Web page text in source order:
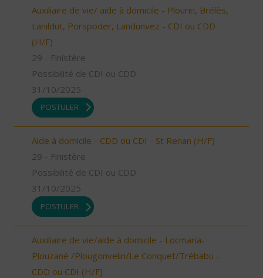
Auxiliaire de vie/ aide à domicile - Plourin, Brélès,
Lanildut, Porspoder, Landunvez - CDI ou CDD
(H/F)
29 - Finistère
Possibilité de CDI ou CDD
31/10/2025
POSTULER
Aide à domicile - CDD ou CDI - St Renan (H/F)
29 - Finistère
Possibilité de CDI ou CDD
31/10/2025
POSTULER
Auxiliaire de vie/aide à domicile - Locmaria-
Plouzané /Plougonvelin/Le Conquet/Trébabu -
CDD ou CDI (H/F)